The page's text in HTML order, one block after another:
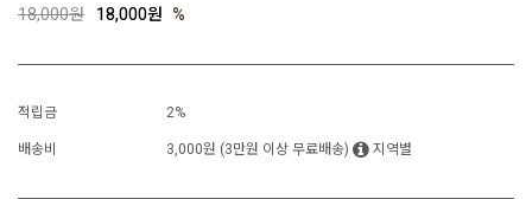
18,000원 18,000원 %
적립금
2%
배송비
3,000원 (3만원 이상 무료배송) 지역별